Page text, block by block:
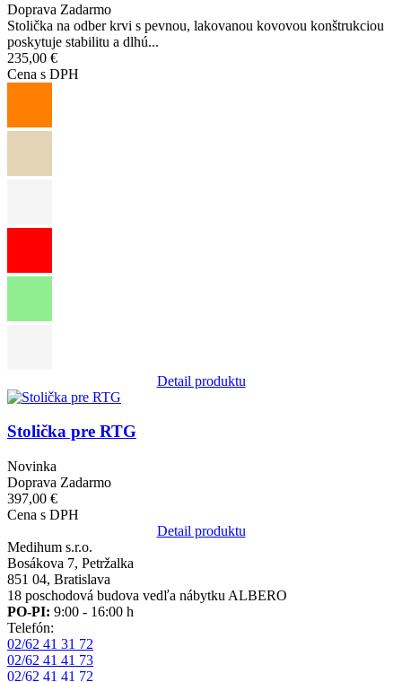
Doprava Zadarmo
Stolička na odber krvi s pevnou, lakovanou kovovou konštrukciou
poskytuje stabilitu a dlhú...
235,00 €
Cena s DPH
Detail produktu
Obrázok
Stolička pre RTG
Novinka
Doprava Zadarmo
397,00 €
Cena s DPH
Detail produktu
Medihum s.r.o.
Bosákova 7, Petržalka
851 04, Bratislava
18 poschodová budova vedľa nábytku ALBERO
PO-PI: 9:00 - 16:00 h
Telefón:
02/62 41 31 72
02/62 41 41 73
02/62 41 41 72